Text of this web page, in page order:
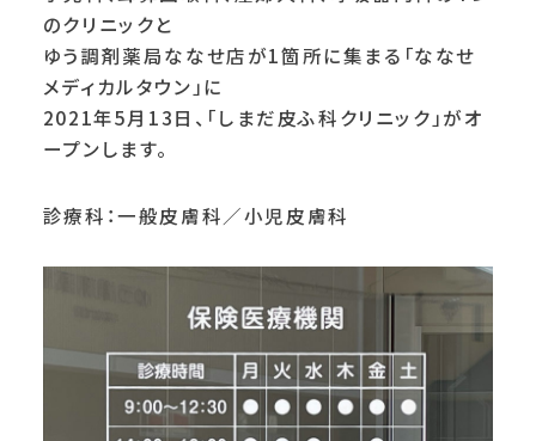
のクリニックと
ゆう調剤薬局ななせ店が1箇所に集まる「ななせ
メディカルタウン」に
2021年5月13日、「しまだ皮ふ科クリニック」がオ
ープンします。
診療科：一般皮膚科／小児皮膚科